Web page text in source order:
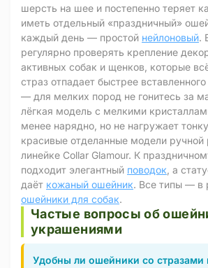
шерсть на шее и постепенно теряет
иметь отдельный «праздничный»
каждый день — простой нейлоновый.
регулярно проверять крепление
активных собак и щенков, которые
страз отпадает быстрее
— для мелких пород не гонитесь за
лёгкая модель с мелкими
менее нарядно, но не нагружает
красивые отделанные модели
линейке Collar Glamour. К
подходит элегантный поводок , а
даёт кожаный ошейник. Все типы — в
ошейники для собак.
Частые вопросы об
украшениями
Удобны ли ошейники со стразами